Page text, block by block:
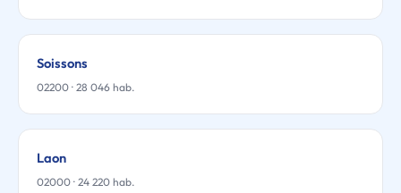
Soissons
02200 · 28 046 hab.
Laon
02000 · 24 220 hab.